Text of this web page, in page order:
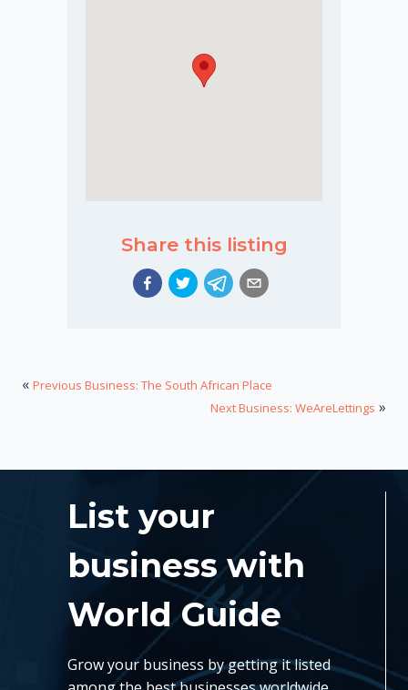
Share this listing
« Previous Business: The South African Place
Next Business: WeAreLettings »
List your
business with
World Guide
Grow your business by getting it listed